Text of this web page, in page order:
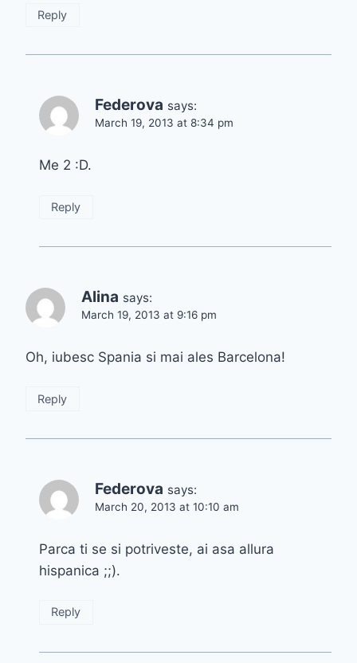
Reply
Federova says:
March 19, 2013 at 8:34 pm
Me 2 :D.
Reply
Alina says:
March 19, 2013 at 9:16 pm
Oh, iubesc Spania si mai ales Barcelona!
Reply
Federova says:
March 20, 2013 at 10:10 am
Parca ti se si potriveste, ai asa allura
hispanica ;;).
Reply